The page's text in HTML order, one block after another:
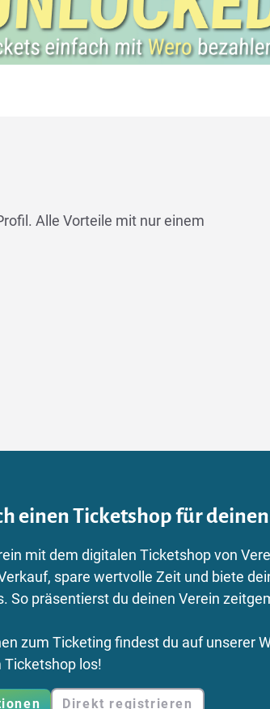
Alle Vorteile mit nur einem
einen Ticketshop für
mit dem digitalen Ticketshop von
spare wertvolle Zeit und biete
So präsentierst du deinen Verein
zum Ticketing findest du auf unserer
Ticketshop los!
Direkt registrieren